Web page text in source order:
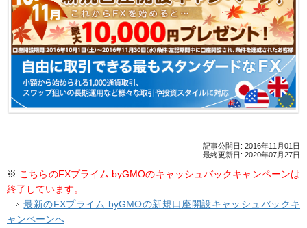
記事公開日: 2016年11月01日
最終更新日: 2020年07月27日
※ こちらのFXプライム byGMOのキャッシュバックキャンペーンは
終了しています。
最新のFXプライム byGMOの新規口座開設キャッシュバックキ
ャンペーンへ